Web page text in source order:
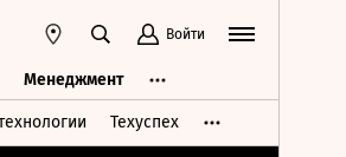
Войти
Менеджмент
Техуспех